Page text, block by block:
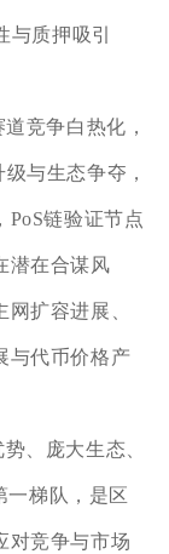
质押吸引
竞争白热化，
与生态争夺，
链验证节点
潜在合谋风
扩容进展、
与代币价格产
、庞大生态、
一梯队，是区
对竞争与市场